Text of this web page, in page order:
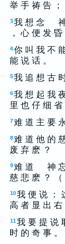
举 手 祷 告 ；
3我 想 念 神
， 心 便 发 昏
4你 叫 我 不
能 说 话 。
5我 追 想 古
6我 想 起 我
里 也 仔 细 省
7难 道 主 要
8难 道 他 的
废 弃 麽 ？
9难 道 神 忘
慈 悲 麽 ？ （
10我 便 说 ：
高 者 显 出 右
11我 要 提 说
时 的 奇 事 。